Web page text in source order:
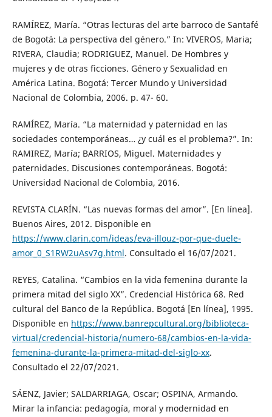
RAMÍREZ, María. “Otras lecturas del arte barroco de Santafé
de Bogotá: La perspectiva del género.” In: VIVEROS, Maria;
RIVERA, Claudia; RODRIGUEZ, Manuel. De Hombres y
mujeres y de otras ficciones. Género y Sexualidad en
América Latina. Bogotá: Tercer Mundo y Universidad
Nacional de Colombia, 2006. p. 47- 60.
RAMÍREZ, María. “La maternidad y paternidad en las
sociedades contemporáneas… ¿y cuál es el problema?”. In:
RAMIREZ, María; BARRIOS, Miguel. Maternidades y
paternidades. Discusiones contemporáneas. Bogotá:
Universidad Nacional de Colombia, 2016.
REVISTA CLARÍN. “Las nuevas formas del amor”. [En línea].
Buenos Aires, 2012. Disponible en
https://www.clarin.com/ideas/eva-illouz-por-que-duele-
amor_0_S1RW2uAsv7g.html. Consultado el 16/07/2021.
REYES, Catalina. “Cambios en la vida femenina durante la
primera mitad del siglo XX”. Credencial Histórica 68. Red
cultural del Banco de la República. Bogotá [En línea], 1995.
Disponible en https://www.banrepcultural.org/biblioteca-
virtual/credencial-historia/numero-68/cambios-en-la-vida-
femenina-durante-la-primera-mitad-del-siglo-xx.
Consultado el 22/07/2021.
SÁENZ, Javier; SALDARRIAGA, Oscar; OSPINA, Armando.
Mirar la infancia: pedagogía, moral y modernidad en